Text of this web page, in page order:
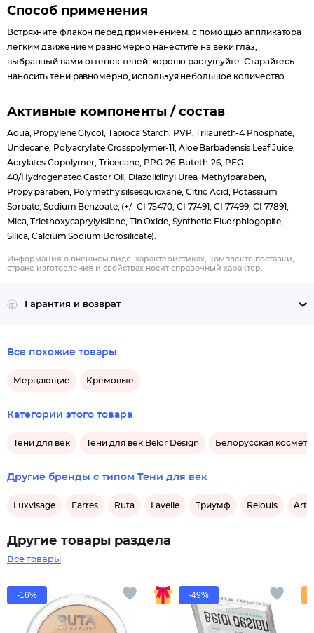
Способ применения
Встряхните флакон перед применением, с помощью аппликатора
легким движением равномерно нанестите на веки глаз,
выбранный вами оттенок теней, хорошо растушуйте. Старайтесь
наносить тени равномерно, используя небольшое количество.
Активные компоненты / состав
Aqua, Propylene Glycol, Tapioca Starch, PVP, Trilaureth-4 Phosphate,
Undecane, Polyacrylate Crosspolymer-11, Aloe Barbadensis Leaf Juice,
Acrylates Copolymer, Tridecane, PPG-26-Buteth-26, PEG-
40/Hydrogenated Castor Oil, Diazolidinyl Urea, Methylparaben,
Propylparaben, Polymethylsilsesquioxane, Citric Acid, Potassium
Sorbate, Sodium Benzoate, (+/- CI 75470, CI 77491, CI 77499, CI 77891,
Mica, Triethoxycaprylylsilane, Tin Oxide, Synthetic Fluorphlogopite,
Silica, Calcium Sodium Borosilicate).
Информация о внешнем виде, характеристиках, комплекте поставки,
стране изготовления и свойствах носит справочный характер.
Гарантия и возврат
Все похожие товары
Мерцающие Кремовые
Категории этого товара
Тени для век Тени для век Belor Design Белорусская
Другие бренды с типом Тени для век
Luxvisage Farres Ruta Lavelle Триумф Relouis Art-
Другие товары раздела
Все товары
-16% -49%